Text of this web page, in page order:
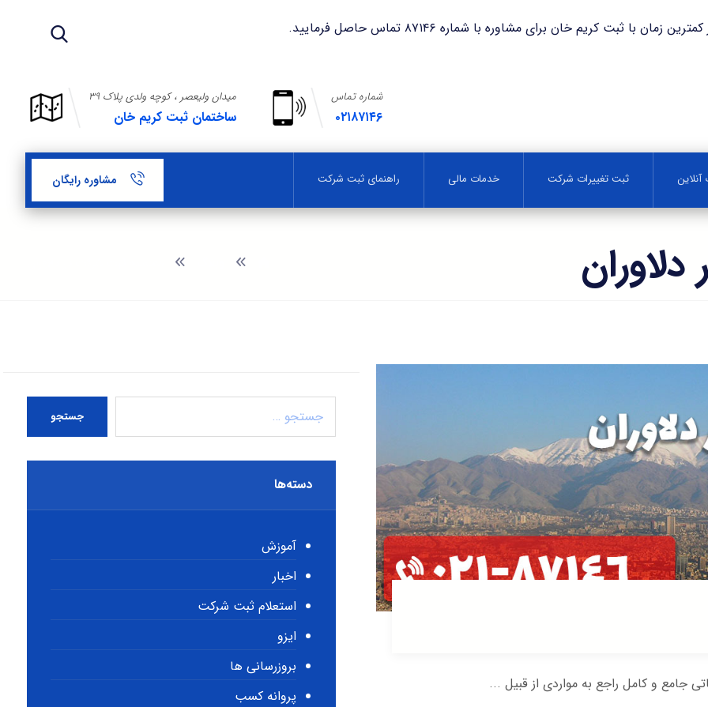
کریم خان برای مشاوره با شماره ۸۷۱۴۶ تماس حاصل فرمایید.
میدان ولیعصر ، کوچه ولدی پلاک ۳۹
ساختمان ثبت کریم خان
شماره تماس
۰۲۱۸۷۱۴۶
ثبت تغییرات شرکت خدمات مالی راهنمای ثبت شرکت مشاوره رایگان
جامع و کامل راجع به مواردی از قبیل ...
جستجو
دسته‌ها
آموزش
اخبار
استعلام ثبت شرکت
ایزو
بروزرسانی ها
پروانه کسب